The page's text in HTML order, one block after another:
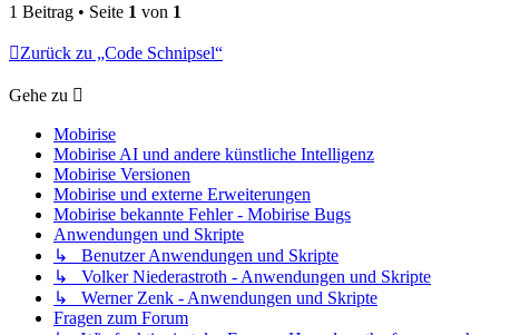
1 Beitrag • Seite 1 von 1
Zurück zu „Code Schnipsel“
Gehe zu
Mobirise
Mobirise AI und andere künstliche Intelligenz
Mobirise Versionen
Mobirise und externe Erweiterungen
Mobirise bekannte Fehler - Mobirise Bugs
Anwendungen und Skripte
↳ Benutzer Anwendungen und Skripte
↳ Volker Niederastroth - Anwendungen und Skripte
↳ Werner Zenk - Anwendungen und Skripte
Fragen zum Forum